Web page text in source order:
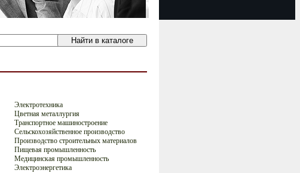
Электротехника
Цветная металлургия
Транспортное машиностроение
Сельскохозяйственное производство
Производство строительных материалов
Пищевая промышленность
Медицинская промышленность
Электроэнергетика